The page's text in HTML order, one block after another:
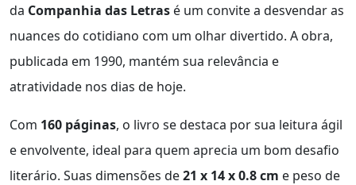
da Companhia das Letras é um convite a desvendar as
nuances do cotidiano com um olhar divertido. A obra,
publicada em 1990, mantém sua relevância e
atratividade nos dias de hoje.
Com 160 páginas, o livro se destaca por sua leitura ágil
e envolvente, ideal para quem aprecia um bom desafio
literário. Suas dimensões de21 x 14 x 0.8 cm e peso de